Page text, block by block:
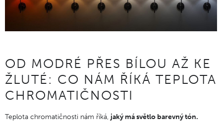
OD MODRÉ PŘES BÍLOU AŽ KE
ŽLUTÉ: CO NÁM ŘÍKÁ TEPLOTA
CHROMATIČNOSTI
Teplota chromatičnosti nám říká, jaký má světlo barevný tón.